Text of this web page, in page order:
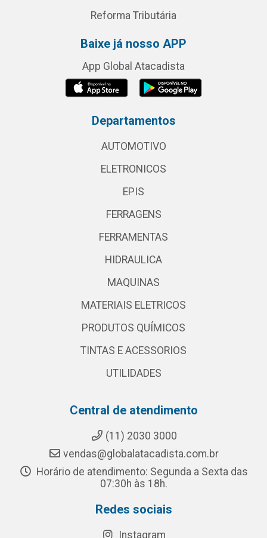
Reforma Tributária
Baixe já nosso APP
App Global Atacadista
Departamentos
AUTOMOTIVO
ELETRONICOS
EPIS
FERRAGENS
FERRAMENTAS
HIDRAULICA
MAQUINAS
MATERIAIS ELETRICOS
PRODUTOS QUÍMICOS
TINTAS E ACESSORIOS
UTILIDADES
Central de atendimento
(11) 2030 3000
vendas@globalatacadista.com.br
Horário de atendimento: Segunda a Sexta das
07:30h às 18h.
Redes sociais
Instagram